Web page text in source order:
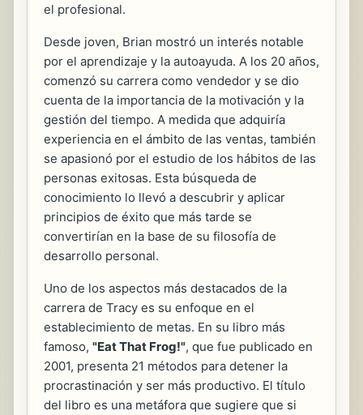
el profesional.
Desde joven, Brian mostró un interés notable
por el aprendizaje y la autoayuda. A los 20 años,
comenzó su carrera como vendedor y se dio
cuenta de la importancia de la motivación y la
gestión del tiempo. A medida que adquiría
experiencia en el ámbito de las ventas, también
se apasionó por el estudio de los hábitos de las
personas exitosas. Esta búsqueda de
conocimiento lo llevó a descubrir y aplicar
principios de éxito que más tarde se
convertirían en la base de su filosofía de
desarrollo personal.
Uno de los aspectos más destacados de la
carrera de Tracy es su enfoque en el
establecimiento de metas. En su libro más
famoso, "Eat That Frog!", que fue publicado en
2001, presenta 21 métodos para detener la
procrastinación y ser más productivo. El título
del libro es una metáfora que sugiere que si